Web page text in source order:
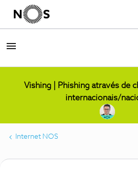
Vishing | Phishing através de
internacionais/
Internet NOS